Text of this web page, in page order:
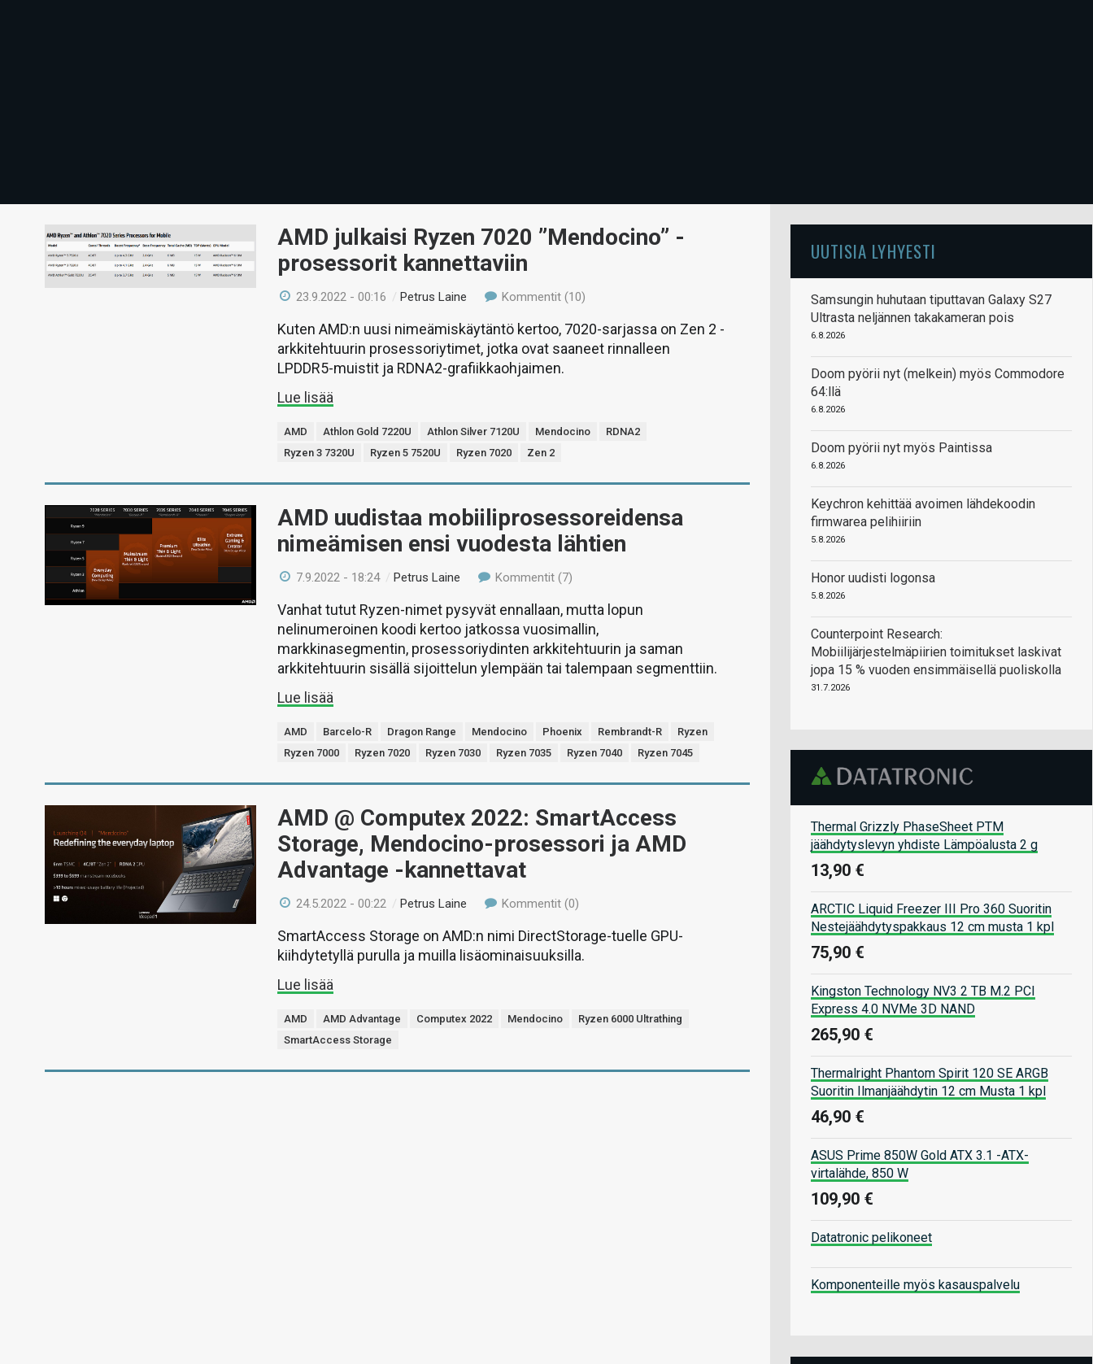
AMD julkaisi Ryzen 7020 ”Mendocino” -
prosessorit kannettaviin
23.9.2022 - 00:16 /Petrus Laine Kommentit (10)
Kuten AMD:n uusi nimeämiskäytäntö kertoo, 7020-sarjassa on Zen 2 -
arkkitehtuurin prosessoriytimet, jotka ovat saaneet rinnalleen
LPDDR5-muistit ja RDNA2-grafiikkaohjaimen.
Lue lisää
AMD Athlon Gold 7220U Athlon Silver 7120U Mendocino
RDNA2
Ryzen 3 7320U
Ryzen 5 7520U Ryzen 7020 Zen 2
AMD uudistaa mobiiliprosessoreidensa
nimeämisen ensi vuodesta lähtien
7.9.2022 - 18:24 /Petrus Laine Kommentit (7)
Vanhat tutut Ryzen-nimet pysyvät ennallaan, mutta lopun
nelinumeroinen koodi kertoo jatkossa vuosimallin,
markkinasegmentin, prosessoriydinten arkkitehtuurin ja saman
arkkitehtuurin sisällä sijoittelun ylempään tai talempaan segmenttiin.
Lue lisää
AMD Barcelo-R Dragon Range Mendocino Phoenix Rembrandt-R
Ryzen
Ryzen 7000
Ryzen 7020 Ryzen 7030 Ryzen 7035 Ryzen 7040 Ryzen 7045
AMD @ Computex 2022: SmartAccess
Storage, Mendocino-prosessori ja AMD
Advantage -kannettavat
24.5.2022 - 00:22 /Petrus Laine Kommentit (0)
SmartAccess Storage on AMD:n nimi DirectStorage-tuelle GPU-
kiihdytetyllä purulla ja muilla lisäominaisuuksilla.
Lue lisää
AMD AMD Advantage Computex 2022 Mendocino
Ryzen 6000 Ultrathing
SmartAccess Storage
UUTISIA LYHYESTI
Samsungin huhutaan tiputtavan Galaxy S27
Ultrasta neljännen takakameran pois
6.8.2026
Doom pyörii nyt (melkein) myös Commodore
64:llä
6.8.2026
Doom pyörii nyt myös Paintissa
6.8.2026
Keychron kehittää avoimen lähdekoodin
firmwarea pelihiiriin
5.8.2026
Honor uudisti logonsa
5.8.2026
Counterpoint Research:
Mobiilijärjestelmäpiirien toimitukset laskivat
jopa 15 % vuoden ensimmäisellä puoliskolla
31.7.2026
Thermal Grizzly PhaseSheet PTM
jäähdytyslevyn yhdiste Lämpöalusta 2 g
13,90 €
ARCTIC Liquid Freezer III Pro 360 Suoritin
Nestejäähdytyspakkaus 12 cm musta 1 kpl
75,90 €
Kingston Technology NV3 2 TB M.2 PCI
Express 4.0 NVMe 3D NAND
265,90 €
Thermalright Phantom Spirit 120 SE ARGB
Suoritin Ilmanjäähdytin 12 cm Musta 1 kpl
46,90 €
ASUS Prime 850W Gold ATX 3.1 -ATX-
virtalähde, 850 W
109,90 €
Datatronic pelikoneet
Komponenteille myös kasauspalvelu